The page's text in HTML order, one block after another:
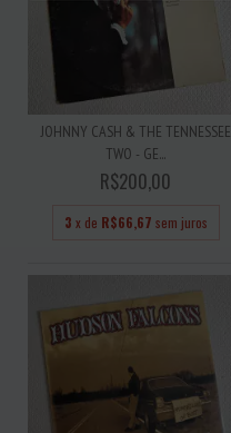
JOHNNY CASH & THE TENNESSEE
TWO - GE...
R$200,00
3 x de R$66,67 sem juros